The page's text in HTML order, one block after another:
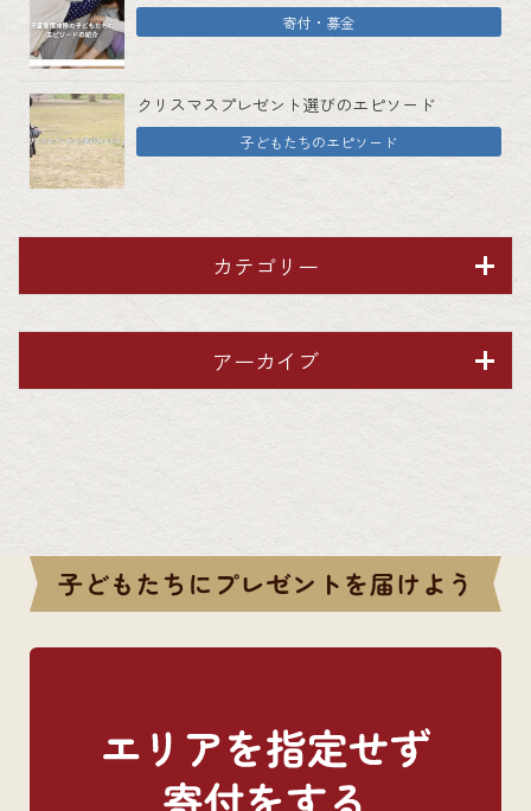
寄付・募金
クリスマスプレゼント選びのエピソード
子どもたちのエピソード
カテゴリー
アーカイブ